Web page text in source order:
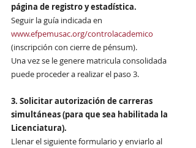
página de registro y estadística.
Seguir la guía indicada en
www.efpemusac.org/controlacademico
(inscripción con cierre de pénsum).
Una vez se le genere matricula consolidada
puede proceder a realizar el paso 3.
3. Solicitar autorización de carreras
simultáneas (para que sea habilitada la
Licenciatura).
Llenar el siguiente formulario y enviarlo al